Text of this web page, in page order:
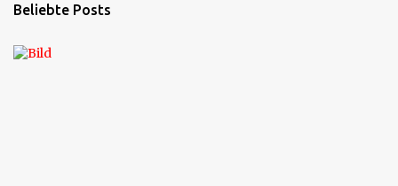
Beliebte Posts